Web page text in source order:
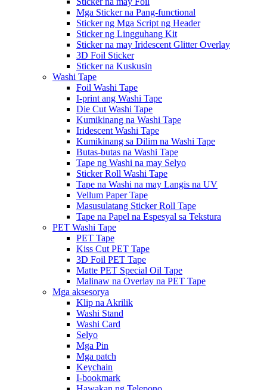
Mga Sticker na Pang-functional
Sticker ng Mga Script ng Header
Sticker ng Lingguhang Kit
Sticker na may Iridescent Glitter Overlay
3D Foil Sticker
Sticker na Kuskusin
Washi Tape
Foil Washi Tape
I-print ang Washi Tape
Die Cut Washi Tape
Kumikinang na Washi Tape
Iridescent Washi Tape
Kumikinang sa Dilim na Washi Tape
Butas-butas na Washi Tape
Tape ng Washi na may Selyo
Sticker Roll Washi Tape
Tape na Washi na may Langis na UV
Vellum Paper Tape
Masusulatang Sticker Roll Tape
Tape na Papel na Espesyal sa Tekstura
PET Washi Tape
PET Tape
Kiss Cut PET Tape
3D Foil PET Tape
Matte PET Special Oil Tape
Malinaw na Overlay na PET Tape
Mga aksesorya
Klip na Akrilik
Washi Stand
Washi Card
Selyo
Mga Pin
Mga patch
Keychain
I-bookmark